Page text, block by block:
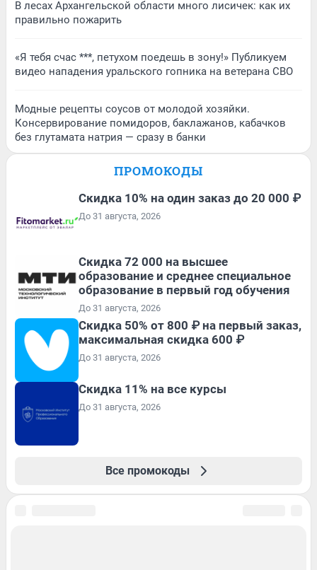
В лесах Архангельской области много лисичек: как их
правильно пожарить
«Я тебя счас ***, петухом поедешь в зону!» Публикуем
видео нападения уральского гопника на ветерана СВО
Модные рецепты соусов от молодой хозяйки.
Консервирование помидоров, баклажанов, кабачков
без глутамата натрия — сразу в банки
ПРОМОКОДЫ
Скидка 10% на один заказ до 20 000 ₽
До 31 августа, 2026
Скидка 72 000 на высшее
образование и среднее специальное
образование в первый год обучения
До 31 августа, 2026
Скидка 50% от 800 ₽ на первый заказ,
максимальная скидка 600 ₽
До 31 августа, 2026
Скидка 11% на все курсы
До 31 августа, 2026
Все промокоды